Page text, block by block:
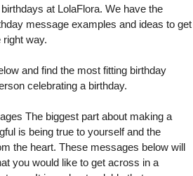
at LolaFlora. We have the
message examples and ideas to get
way.
and find the most fitting birthday
celebrating a birthday.
The biggest part about making a
is being true to yourself and the
the heart. These messages below will
you would like to get across in a